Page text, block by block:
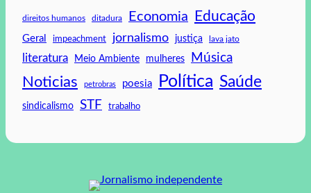
direitos humanos ditadura Economia Educação
Geral impeachment jornalismo justiça lava jato
literatura Meio Ambiente mulheres Música
Noticias petrobras poesia Política Saúde
sindicalismo STF trabalho